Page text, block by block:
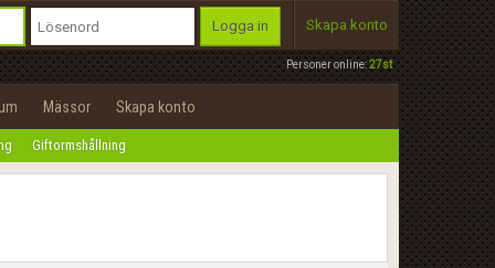
Personer online:27st
Logga in Skapa konto
Mässor Skapa konto
Giftormshållning